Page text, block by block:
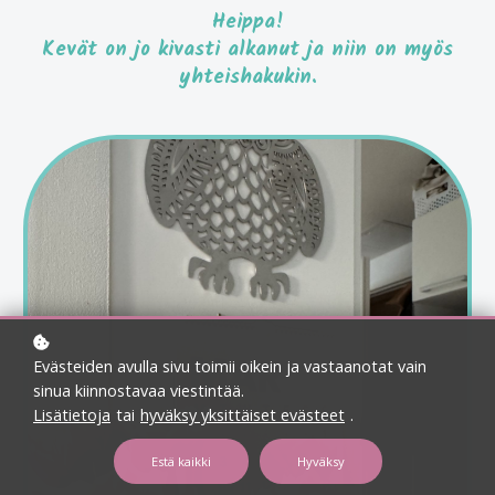
Heippa!
Kevät on jo kivasti alkanut ja niin on myös
yhteishakukin.
Evästeiden avulla sivu toimii oikein ja vastaanotat vain
sinua kiinnostavaa viestintää.
Lisätietoja tai hyväksy yksittäiset evästeet .
Estä kaikki Hyväksy